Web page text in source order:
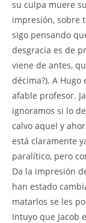
su culpa muere
impresión, sobre
sigo pensando
desgracia es de
viene de antes,
décima?). A
afable profesor.
ignoramos si lo
calvo aquel y
está claramente
paralítico, pero
Da la impresión
han estado
matarlos se les
Intuyo que Jacob